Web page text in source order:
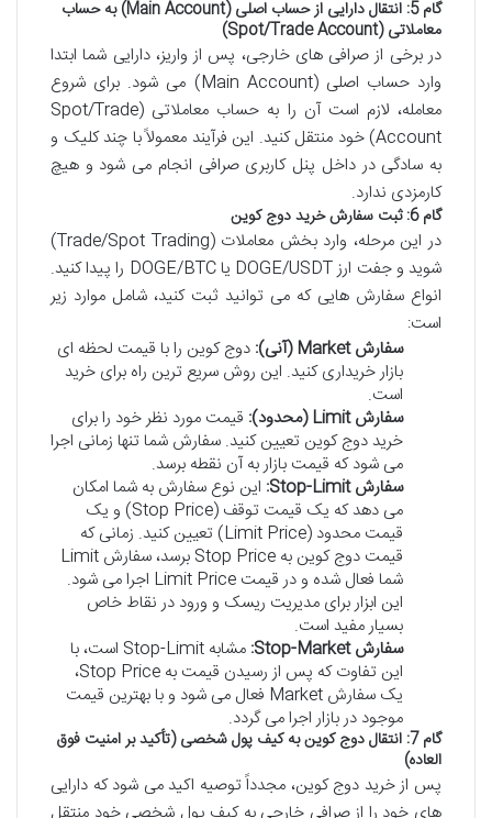
گام 5: انتقال دارایی از حساب اصلی (Main Account) به حساب
معاملاتی (Spot/Trade Account)
در برخی از صرافی های خارجی، پس از واریز، دارایی شما ابتدا
وارد حساب اصلی (Main Account) می شود. برای شروع
معامله، لازم است آن را به حساب معاملاتی (Spot/Trade
Account) خود منتقل کنید. این فرآیند معمولاً با چند کلیک و
به سادگی در داخل پنل کاربری صرافی انجام می شود و هیچ
کارمزدی ندارد.
گام 6: ثبت سفارش خرید دوج کوین
در این مرحله، وارد بخش معاملات (Trade/Spot Trading)
شوید و جفت ارز DOGE/USDT یا DOGE/BTC را پیدا کنید.
انواع سفارش هایی که می توانید ثبت کنید، شامل موارد زیر
است:
سفارش Market (آنی):
دوج کوین را با قیمت لحظه ای
بازار خریداری کنید. این روش سریع ترین راه برای خرید
است.
سفارش Limit (محدود):
قیمت مورد نظر خود را برای
خرید دوج کوین تعیین کنید. سفارش شما تنها زمانی اجرا
می شود که قیمت بازار به آن نقطه برسد.
سفارش Stop-Limit:
این نوع سفارش به شما امکان
می دهد که یک قیمت توقف (Stop Price) و یک
قیمت محدود (Limit Price) تعیین کنید. زمانی که
قیمت دوج کوین به Stop Price برسد، سفارش Limit
شما فعال شده و در قیمت Limit Price اجرا می شود.
این ابزار برای مدیریت ریسک و ورود در نقاط خاص
بسیار مفید است.
سفارش Stop-Market:
مشابه Stop-Limit است، با
این تفاوت که پس از رسیدن قیمت به Stop Price،
یک سفارش Market فعال می شود و با بهترین قیمت
موجود در بازار اجرا می گردد.
گام 7: انتقال دوج کوین به کیف پول شخصی (تأکید بر امنیت فوق
العاده)
پس از خرید دوج کوین، مجدداً توصیه اکید می شود که دارایی